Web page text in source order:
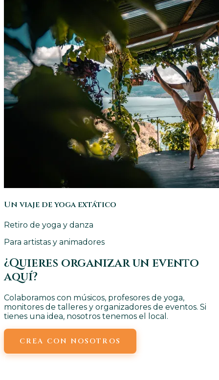
Un viaje de yoga extático
Retiro de yoga y danza
Para artistas y animadores
¿Quieres organizar un evento
aquí?
Colaboramos con músicos, profesores de yoga,
monitores de talleres y organizadores de eventos. Si
tienes una idea, nosotros tenemos el local.
CREA CON NOSOTROS